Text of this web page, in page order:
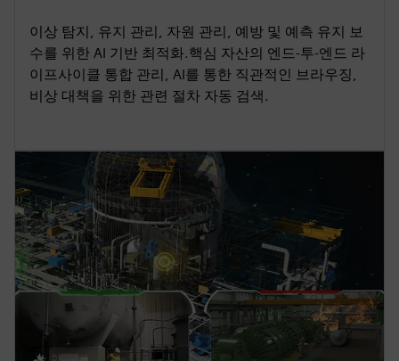
이상 탐지, 유지 관리, 자원 관리, 예방 및 예측 유지 보
수를 위한 AI 기반 최적화.핵심 자산의 엔드-투-엔드 라
이프사이클 통합 관리, AI를 통한 직관적인 브라우징,
비상 대책을 위한 관련 절차 자동 검색.